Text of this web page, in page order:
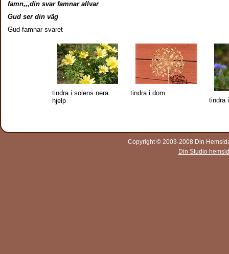
famn,,,din svar famnar allvar
Gud ser din väg
Gud famnar svaret
tindra i solens nera
hjelp
tindra i dom
tindra
Copyright © 2003-2008 Din
Din Studio